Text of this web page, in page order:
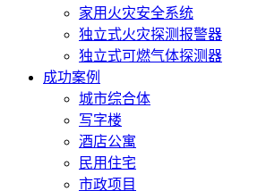
家用火灾安全系统
独立式火灾探测报警器
独立式可燃气体探测器
成功案例
城市综合体
写字楼
酒店公寓
民用住宅
市政项目